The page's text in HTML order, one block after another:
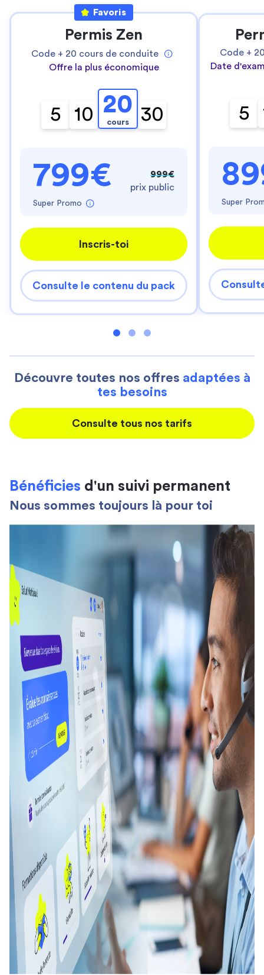
Favoris
Permis Zen
Code + 20 cours de conduite
Offre la plus économique
5 10 20
cours 30
799€
Super Promo
999€
prix public
Inscris-toi
Consulte le contenu du pack
Code +
Date
5
Super
Découvre toutes nos offres adaptées à
tes besoins
Consulte tous nos tarifs
Bénéficies d'un suivi permanent
Nous sommes toujours là pour toi